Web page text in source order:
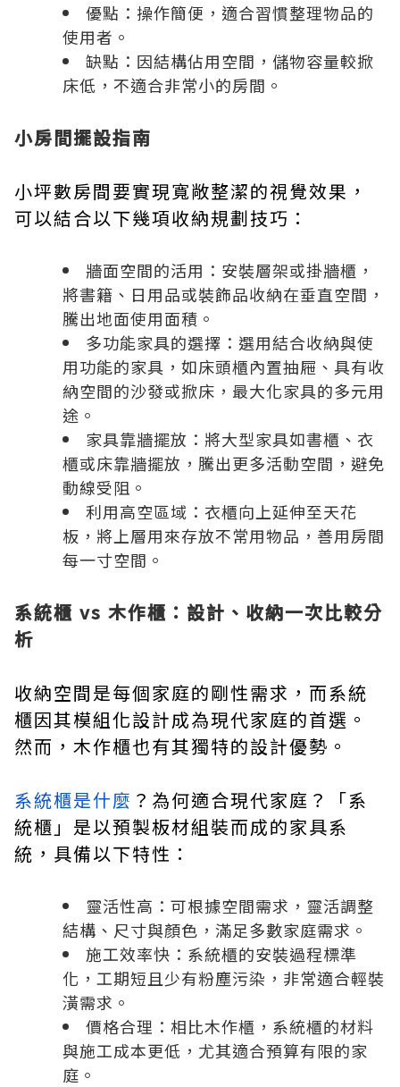
優點：操作簡便，適合習慣整理物品的
使用者。
缺點：因結構佔用空間，儲物容量較掀
床低，不適合非常小的房間。
小房間擺設指南
小坪數房間要實現寬敞整潔的視覺效果，
可以結合以下幾項收納規劃技巧：
牆面空間的活用：安裝層架或掛牆櫃，
將書籍、日用品或裝飾品收納在垂直空間，
騰出地面使用面積。
多功能家具的選擇：選用結合收納與使
用功能的家具，如床頭櫃內置抽屜、具有收
納空間的沙發或掀床，最大化家具的多元用
途。
家具靠牆擺放：將大型家具如書櫃、衣
櫃或床靠牆擺放，騰出更多活動空間，避免
動線受阻。
利用高空區域：衣櫃向上延伸至天花
板，將上層用來存放不常用物品，善用房間
每一寸空間。
系統櫃 vs 木作櫃：設計、收納一次比較分
析
收納空間是每個家庭的剛性需求，而系統
櫃因其模組化設計成為現代家庭的首選。
然而，木作櫃也有其獨特的設計優勢。
系統櫃是什麼 ？為何適合現代家庭？「系
統櫃」是以預製板材組裝而成的家具系
統，具備以下特性：
靈活性高：可根據空間需求，靈活調整
結構、尺寸與顏色，滿足多數家庭需求。
施工效率快：系統櫃的安裝過程標準
化，工期短且少有粉塵污染，非常適合輕裝
潢需求。
價格合理：相比木作櫃，系統櫃的材料
與施工成本更低，尤其適合預算有限的家
庭。